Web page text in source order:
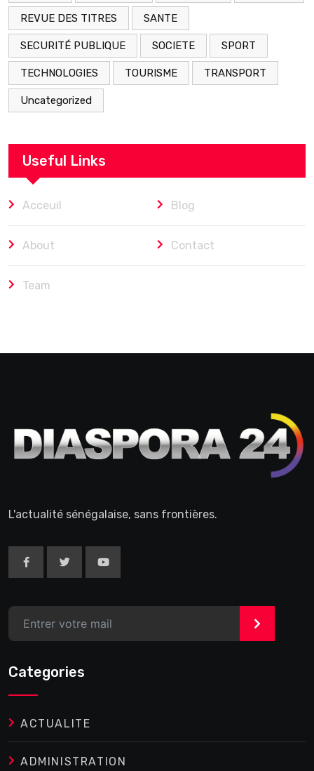
REVUE DES TITRES SANTE
SECURITÉ PUBLIQUE SOCIETE SPORT
TECHNOLOGIES TOURISME TRANSPORT
Uncategorized
Useful Links
Acceuil Blog
About Contact
Team
L'actualité sénégalaise, sans frontières.
>
Categories
ACTUALITE
ADMINISTRATION